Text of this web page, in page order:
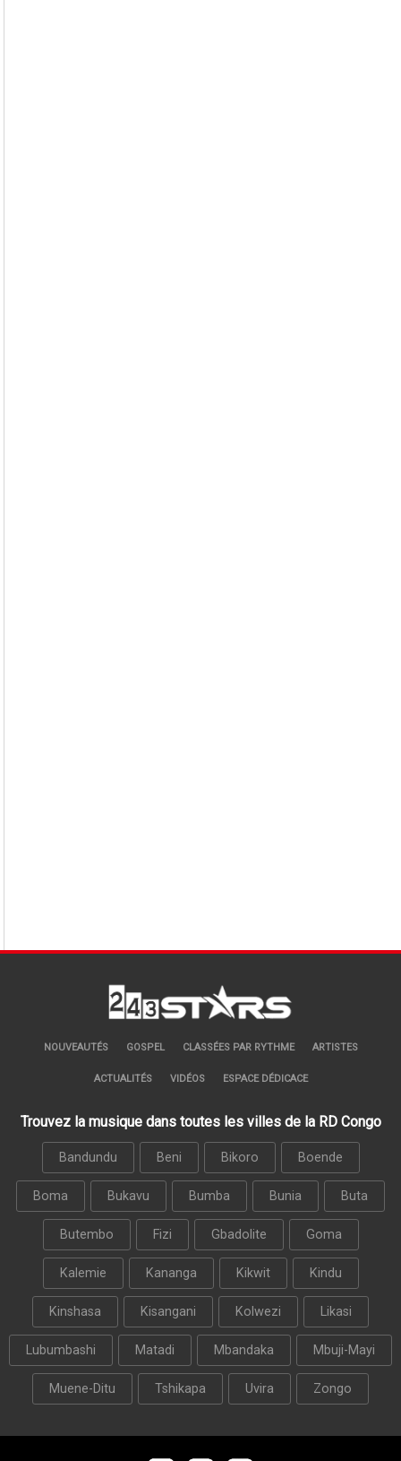
NOUVEAUTÉS GOSPEL CLASSÉES PAR RYTHME ARTISTES
ACTUALITÉS VIDÉOS ESPACE DÉDICACE
Trouvez la musique dans toutes les villes de la RD Congo
Bandundu Beni Bikoro Boende
Boma Bukavu Bumba Bunia Buta
Butembo Fizi Gbadolite Goma
Kalemie Kananga Kikwit Kindu
Kinshasa Kisangani Kolwezi Likasi
Lubumbashi Matadi Mbandaka Mbuji-Mayi
Muene-Ditu Tshikapa Uvira Zongo